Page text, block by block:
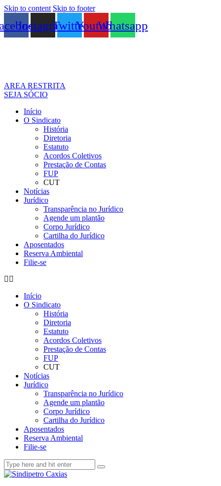
Skip to content Skip to footer
InstagramTwitterYoutubeWhatsapp
AREA RESTRITA
SEJA SÓCIO
Início
O Sindicato
História
Diretoria
Estatuto
Acordos Coletivos
Prestação de Contas
FUP
CUT
Notícias
Jurídico
Transparência no Jurídico
Agende um plantão
Corpo Jurídico
Cartilha do Jurídico
Aposentados
Reserva Ambiental
Filie-se
Início
O Sindicato
História
Diretoria
Estatuto
Acordos Coletivos
Prestação de Contas
FUP
CUT
Notícias
Jurídico
Transparência no Jurídico
Agende um plantão
Corpo Jurídico
Cartilha do Jurídico
Aposentados
Reserva Ambiental
Filie-se